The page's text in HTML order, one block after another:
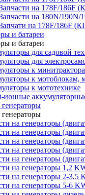
на 178F/186F
на 180N/
на 178F/186F
и батареи
и батареи
для садовой
для
к
к мотоблокам,
к мототехнике
ионные
генераторы
генераторы
на генераторы
на генераторы
на генераторы
на генераторы
на генераторы
на генераторы 1,2
на генераторы 2-3,5
на генераторы 5-6